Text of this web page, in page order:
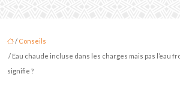
/ Conseils
/ Eau chaude incluse dans les charges mais pas l’eau
signifie ?